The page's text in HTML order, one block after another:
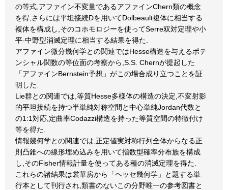
の等式,アファイン不変量であるアファインChern類の概念
を得,さらには平坦接続Dを用いてDolbeault複体に相当する
複体を構成し,そのコホモロジーを使ってSerre双対定理や小
平-中野型消滅定理に相当する結果を得た.
アファイン微分幾何学との関連ではHesse構造を与えるポテ
ンシャル関数の等位面の考察から,S.S. Chernが提起した
「アファインBernstein予想」がこの場合成り立つことを証
明した.
Lie群との関連では,等質Hesse多様体の構造の決定,不変射影
的平坦接続を持つ半単純対称空間と中心単純Jordan代数と
の1:1対応,定曲率Codazzi構造を持った等質空間の特徴付け
等を得た.
情報幾何学との関連では,正定値実対称行列全体からなる正
則凸錐への線形埋め込みを用いて指数型確率分布族を構成
し,そのFisher情報計量を使ってある種の消滅定理を得た.
これらの諸結果は裳華房から「ヘッセ幾何学」と題する単
行本として刊行され,類書のないこの分野唯一の参考図書と